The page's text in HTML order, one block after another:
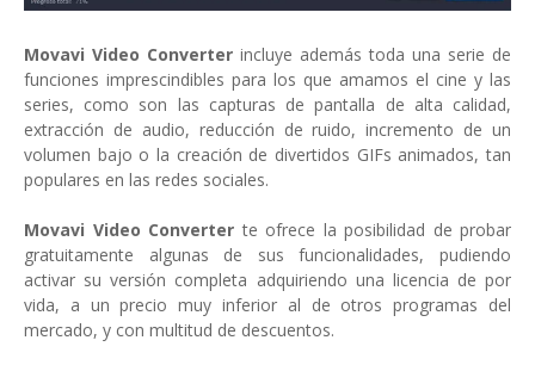
Movavi Video Converter incluye además toda una serie de
funciones imprescindibles para los que amamos el cine y las
series, como son las capturas de pantalla de alta calidad,
extracción de audio, reducción de ruido, incremento de un
volumen bajo o la creación de divertidos GIFs animados, tan
populares en las redes sociales.
Movavi Video Converter te ofrece la posibilidad de probar
gratuitamente algunas de sus funcionalidades, pudiendo
activar su versión completa adquiriendo una licencia de por
vida, a un precio muy inferior al de otros programas del
mercado, y con multitud de descuentos.